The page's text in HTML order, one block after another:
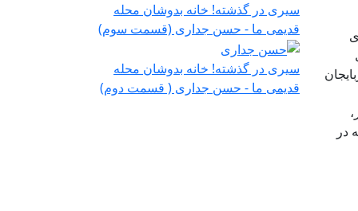
در
سیری در گذشته! خانه بدوشان محله
قدیمی ما - حسن جداری (قسمت سوم)
سیری در گذشته! خانه بدوشان محله
قدیمی ما - حسن جداری ( قسمت دوم)